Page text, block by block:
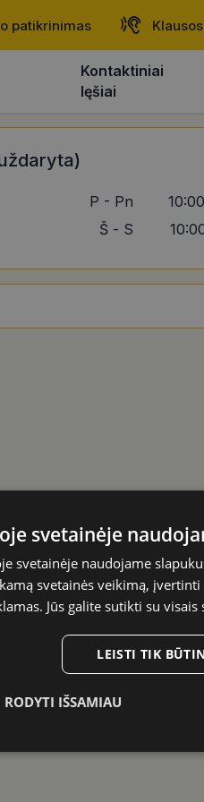
patikrinimas
Kontaktiniai
lęšiai
P - Pn
Š - S
svetainėje
svetainėje naudojame
svetainės veikimą,
Jūs galite sutikti su
LEISTI TIK
RODYTI IŠSAMIAU
slapukai
slapukai